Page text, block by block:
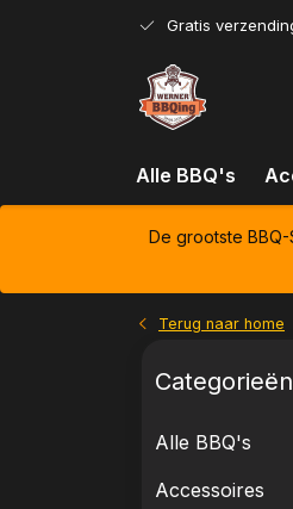
Gratis
Alle BBQ's
De grootste
Terug naar home
Categorieën
Alle BBQ's
Accessoires